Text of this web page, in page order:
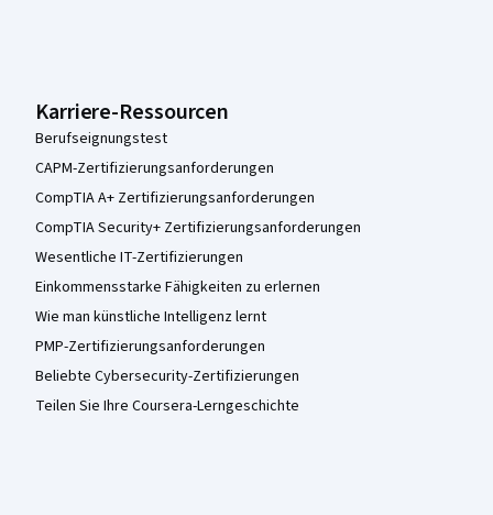
Karriere-Ressourcen
Berufseignungstest
CAPM-Zertifizierungsanforderungen
CompTIA A+ Zertifizierungsanforderungen
CompTIA Security+ Zertifizierungsanforderungen
Wesentliche IT-Zertifizierungen
Einkommensstarke Fähigkeiten zu erlernen
Wie man künstliche Intelligenz lernt
PMP-Zertifizierungsanforderungen
Beliebte Cybersecurity-Zertifizierungen
Teilen Sie Ihre Coursera-Lerngeschichte